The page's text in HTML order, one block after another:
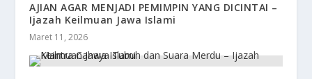
AJIAN AGAR MENJADI PEMIMPIN YANG DICINTAI –
Ijazah Keilmuan Jawa Islami
Maret 11, 2026